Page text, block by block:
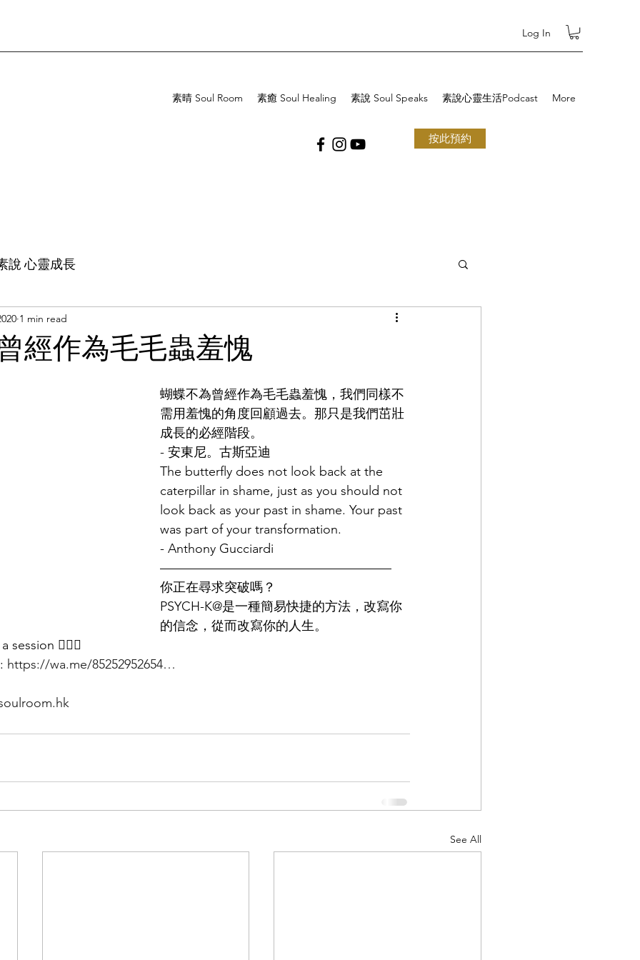
Log In
素晴 Soul Room 素癒 Soul Healing 素說 Soul Speaks 素說心靈生活Podcast More
按此預約
說 心靈成長
經作為毛毛蟲羞愧
1 min read
蝴蝶不為曾經作為毛毛蟲羞愧，我們同樣不
需用羞愧的角度回顧過去。那只是我們茁壯
成長的必經階段。
- 安東尼。古斯亞迪
The butterfly does not look back at the
caterpillar in shame, just as you should not
look back as your past in shame. Your past
was part of your transformation.
- Anthony Gucciardi
——————————————————
你正在尋求突破嗎？
PSYCH-K@是一種簡易快捷的方法，改寫你
的信念，從而改寫你的人生。
👉🏻📩
https://wa.me/85252952654…
See All